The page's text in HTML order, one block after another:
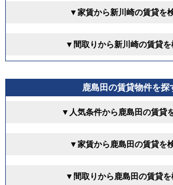
▼家賃から新川崎の賃貸を
▼間取りから新川崎の賃貸
鹿島田の賃貸物件を探
▼人気条件から鹿島田の賃貸
▼家賃から鹿島田の賃貸を
▼間取りから鹿島田の賃貸